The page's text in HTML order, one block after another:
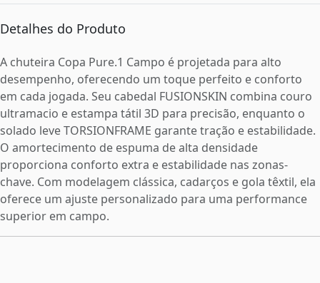
Detalhes do Produto
A chuteira Copa Pure.1 Campo é projetada para alto
desempenho, oferecendo um toque perfeito e conforto
em cada jogada. Seu cabedal FUSIONSKIN combina couro
ultramacio e estampa tátil 3D para precisão, enquanto o
solado leve TORSIONFRAME garante tração e estabilidade.
O amortecimento de espuma de alta densidade
proporciona conforto extra e estabilidade nas zonas-
chave. Com modelagem clássica, cadarços e gola têxtil, ela
oferece um ajuste personalizado para uma performance
superior em campo.